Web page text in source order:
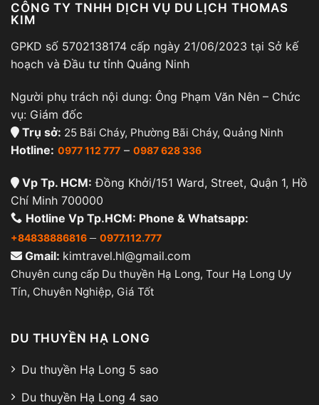
CÔNG TY TNHH DỊCH VỤ DU LỊCH THOMAS
KIM
GPKD số 5702138174 cấp ngày 21/06/2023 tại Sở kế
hoạch và Đầu tư tỉnh Quảng Ninh
Người phụ trách nội dung: Ông Phạm Văn Nên – Chức
vụ: Giám đốc
Trụ sở: 25 Bãi Cháy, Phường Bãi Cháy, Quảng Ninh
Hotline: 0977 112 777 – 0987 628 336
Vp Tp. HCM: Đồng Khởi/151 Ward, Street, Quận 1, Hồ
Chí Minh 700000
Hotline Vp Tp.HCM: Phone & Whatsapp:
+84838886816 – 0977.112.777
Gmail: kimtravel.hl@gmail.com
Chuyên cung cấp Du thuyền Hạ Long, Tour Hạ Long Uy
Tín, Chuyên Nghiệp, Giá Tốt
DU THUYỀN HẠ LONG
Du thuyền Hạ Long 5 sao
Du thuyền Hạ Long 4 sao